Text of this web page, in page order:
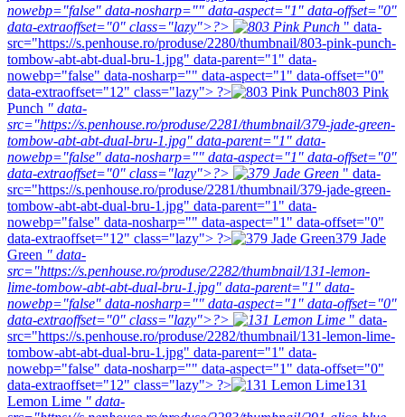
nowebp="false" data-nosharp="" data-aspect="1" data-offset="0"
data-extraoffset="0" class="lazy">?>
" data-
src="https://s.penhouse.ro/produse/2280/thumbnail/803-pink-punch-
tombow-abt-abt-dual-bru-1.jpg" data-parent="1" data-
nowebp="false" data-nosharp="" data-aspect="1" data-offset="0"
data-extraoffset="12" class="lazy"> ?>
803 Pink
Punch " data-
src="https://s.penhouse.ro/produse/2281/thumbnail/379-jade-green-
tombow-abt-abt-dual-bru-1.jpg" data-parent="1" data-
nowebp="false" data-nosharp="" data-aspect="1" data-offset="0"
data-extraoffset="0" class="lazy">?>
" data-
src="https://s.penhouse.ro/produse/2281/thumbnail/379-jade-green-
tombow-abt-abt-dual-bru-1.jpg" data-parent="1" data-
nowebp="false" data-nosharp="" data-aspect="1" data-offset="0"
data-extraoffset="12" class="lazy"> ?>
379 Jade
Green " data-
src="https://s.penhouse.ro/produse/2282/thumbnail/131-lemon-
lime-tombow-abt-abt-dual-bru-1.jpg" data-parent="1" data-
nowebp="false" data-nosharp="" data-aspect="1" data-offset="0"
data-extraoffset="0" class="lazy">?>
" data-
src="https://s.penhouse.ro/produse/2282/thumbnail/131-lemon-lime-
tombow-abt-abt-dual-bru-1.jpg" data-parent="1" data-
nowebp="false" data-nosharp="" data-aspect="1" data-offset="0"
data-extraoffset="12" class="lazy"> ?>
131
Lemon Lime " data-